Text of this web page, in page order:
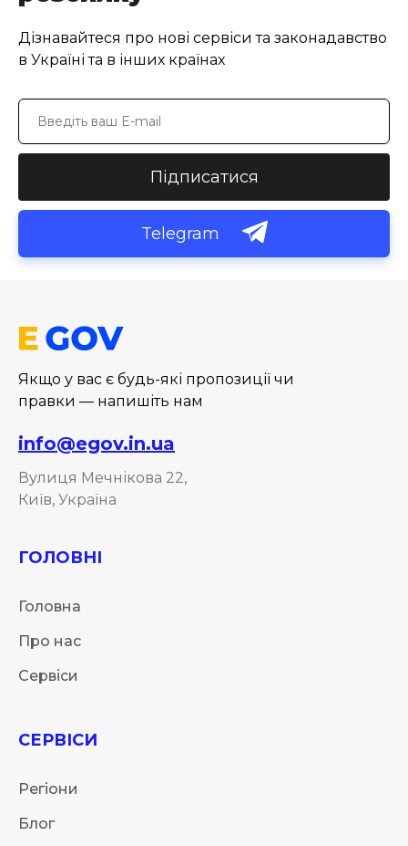
Дізнавайтеся про нові сервіси та законадавство
в Україні та в інших країнах
Підписатися
Telegram
Якщо у вас є будь-які пропозиції чи
правки — напишіть нам
info@egov.in.ua
Вулиця Мечнікова 22,
Київ, Україна
ГОЛОВНІ
Головна
Про нас
Сервіси
СЕРВІСИ
Регіони
Блог